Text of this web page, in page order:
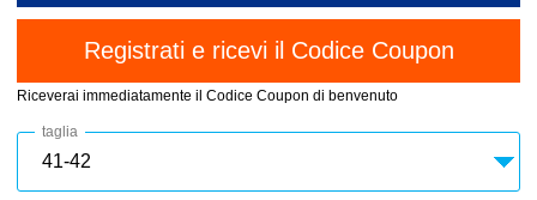
Riceverai immediatamente il Codice Coupon di benvenuto
taglia